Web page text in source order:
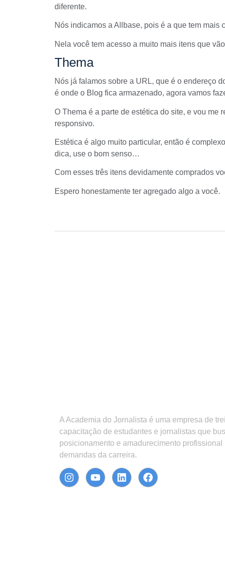
diferente.
Nós indicamos a Allbase, pois é a que tem mais
Nela você tem acesso a muito mais itens que
Thema
Nós já falamos sobre a URL, que é o endereço
é onde o Blog fica armazenado, agora vamos
O Thema é a parte de estética do site, e vou me
responsivo.
Estética é algo muito particular, então é
dica, use o bom senso…
Com esses três itens devidamente comprados
Espero honestamente ter agregado algo a você.
A Academia do Jornalista é uma empresa de
capacitação de estudantes e jornalistas que
posicionamento e amadurecimento profissional
demandas da carreira.